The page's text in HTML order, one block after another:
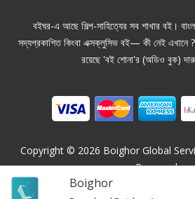
Boighor
বইঘর-এ আছে শিল্প-সাহিত্যের সব শাখার বই।
সদ্যপ্রকাশিত কিংবা এক্সক্লুসিভ বই— কী নেই
রয়েছে 'বই শোনা'র (অডিও বুক)
Copyright © 2026 Boighor Global
Reserved.